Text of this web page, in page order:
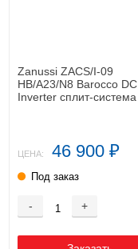
Zanussi ZACS/I-09
HB/A23/N8 Barocco DC
Inverter сплит-система
ЦЕНА: 46 900 ₽
Под заказ
- +